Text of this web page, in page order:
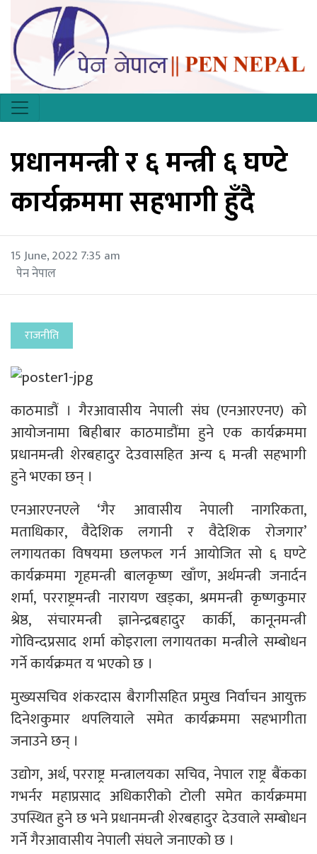
प्रधानमन्त्री र ६ मन्त्री ६ घण्टे
कार्यक्रममा सहभागी हुँदै
15 June, 2022 7:35 am
पेन नेपाल
राजनीति
काठमाडौं । गैरआवासीय नेपाली संघ (एनआरएनए) को
आयोजनामा बिहीबार काठमाडौंमा हुने एक कार्यक्रममा
प्रधानमन्त्री शेरबहादुर देउवासहित अन्य ६ मन्त्री सहभागी
हुने भएका छन् ।
एनआरएनएले ‘गैर आवासीय नेपाली नागरिकता,
मताधिकार, वैदेशिक लगानी र वैदेशिक रोजगार’
लगायतका विषयमा छलफल गर्न आयोजित सो ६ घण्टे
कार्यक्रममा गृहमन्त्री बालकृष्ण खाँण, अर्थमन्त्री जनार्दन
शर्मा, परराष्ट्रमन्त्री नारायण खड्का, श्रममन्त्री कृष्णकुमार
श्रेष्ठ, संचारमन्त्री ज्ञानेन्द्रबहादुर कार्की, कानूनमन्त्री
गोविन्दप्रसाद शर्मा कोइराला लगायतका मन्त्रीले सम्बोधन
गर्ने कार्यक्रमत य भएको छ ।
मुख्यसचिव शंकरदास बैरागीसहित प्रमुख निर्वाचन आयुक्त
दिनेशकुमार थपलियाले समेत कार्यक्रममा सहभागीता
जनाउने छन् ।
उद्योग, अर्थ, परराष्ट्र मन्त्रालयका सचिव, नेपाल राष्ट्र बैंकका
गभर्नर महाप्रसाद अधिकारीको टोली समेत कार्यक्रममा
उपस्थित हुने छ भने प्रधानमन्त्री शेरबहादुर देउवाले सम्बोधन
गर्ने गैरआवासीय नेपाली संघले जनाएको छ ।